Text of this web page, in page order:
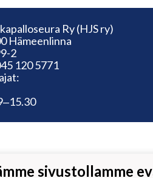
Ry (HJS ry)
Hämeenlinna
2
120 5771
sivustollamme